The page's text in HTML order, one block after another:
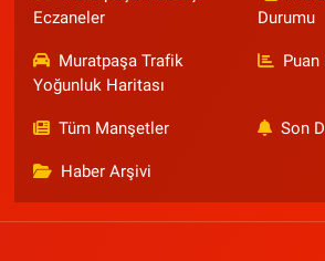
Eczaneler
Durumu
Muratpaşa Trafik
Yoğunluk Haritası
Tüm Manşetler Son
Haber Arşivi